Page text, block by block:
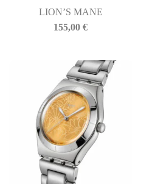
LION’S MANE
155,00€